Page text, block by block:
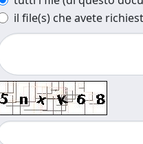
il file(s) che avete